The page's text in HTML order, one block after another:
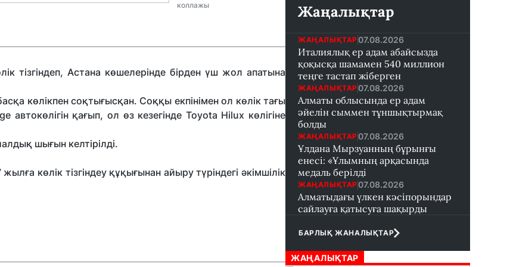
коллажы
тізгіндеп, Астана көшелерінде бірден үш жол апатына
көлікпен соқтығысқан. Соққы екпінімен ол көлік тағы
қағып, ол өз кезегінде Toyota Hilux көлігіне
шығын келтірілді.
көлік тізгіндеу құқығынан айыру түріндегі әкімшілік
Жаңалықтар
ЖАҢАЛЫҚТАР 07.08.2026
Италиялық ер адам абайсызда
қоқысқа шамамен 540 миллион
теңге тастап жіберген
ЖАҢАЛЫҚТАР 07.08.2026
Алматы облысында ер адам
әйелін сыммен тұншықтырмақ
болды
ЖАҢАЛЫҚТАР 07.08.2026
Ұлдана Мырзуанның бұрынғы
енесі: «Ұлымның арқасында
медаль берілді
ЖАҢАЛЫҚТАР 07.08.2026
Алматыдағы үлкен кәсіпорындар
сайлауға қатысуға шақырды
БАРЛЫҚ ЖАНАЛЫҚТАР
ЖАҢАЛЫҚТАР